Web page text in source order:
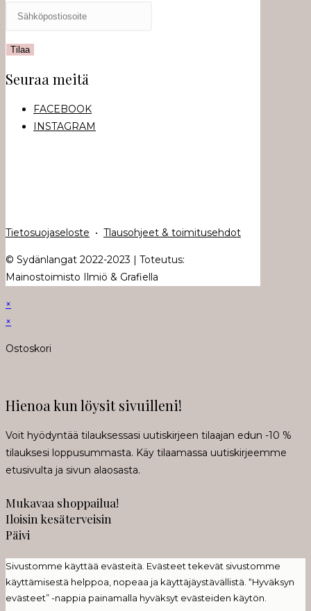
Seuraa meitä
FACEBOOK
INSTAGRAM
Tietosuojaseloste • Tlausohjeet & toimitusehdot
© Sydänlangat 2022-2023 | Toteutus:
Mainostoimisto Ilmiö & Grafiella
×
×
Ostoskori
Hienoa kun löysit sivuilleni!
Voit hyödyntää tilauksessasi uutiskirjeen tilaajan edun -10 %
tilauksesi loppusummasta. Käy tilaamassa uutiskirjeemme
etusivulta ja sivun alaosasta.
Mukavaa shoppailua!
Iloisin kesäterveisin
Päivi
Sivustomme käyttää evästeitä. Evästeet tekevät sivustomme
käyttämisestä helppoa, nopeaa ja käyttäjäystävällistä. “Hyväksyn
evästeet” -nappia painamalla hyväksyt evästeiden käytön.